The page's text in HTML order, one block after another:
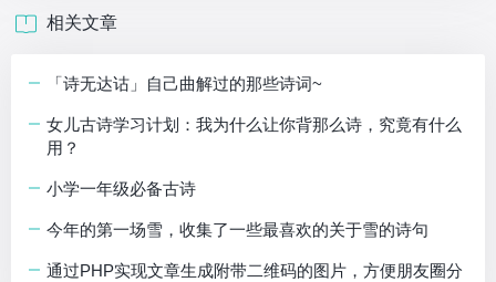
相关文章
「诗无达诂」自己曲解过的那些诗词~
女儿古诗学习计划：我为什么让你背那么诗，究竟有什么
用？
小学一年级必备古诗
今年的第一场雪，收集了一些最喜欢的关于雪的诗句
通过PHP实现文章生成附带二维码的图片，方便朋友圈分